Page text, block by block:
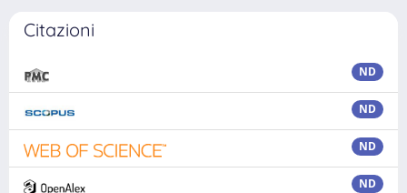
Citazioni
ND
ND
ND
ND